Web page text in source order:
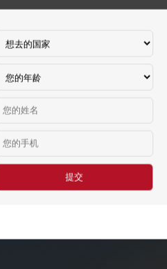
西班牙剔骨工
￥1800-2200欧元/月
厨师、帮厨（夫妻工）
新西兰-橱柜厂
￥25-27.76纽币/小时，2.6万RMB/月
￥27-30纽币/小时